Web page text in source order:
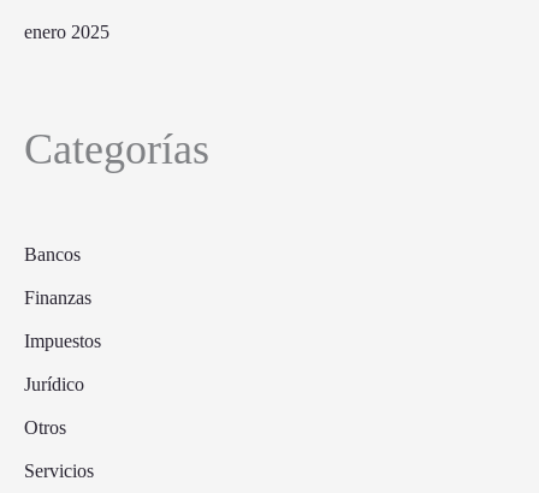
enero 2025
Categorías
Bancos
Finanzas
Impuestos
Jurídico
Otros
Servicios